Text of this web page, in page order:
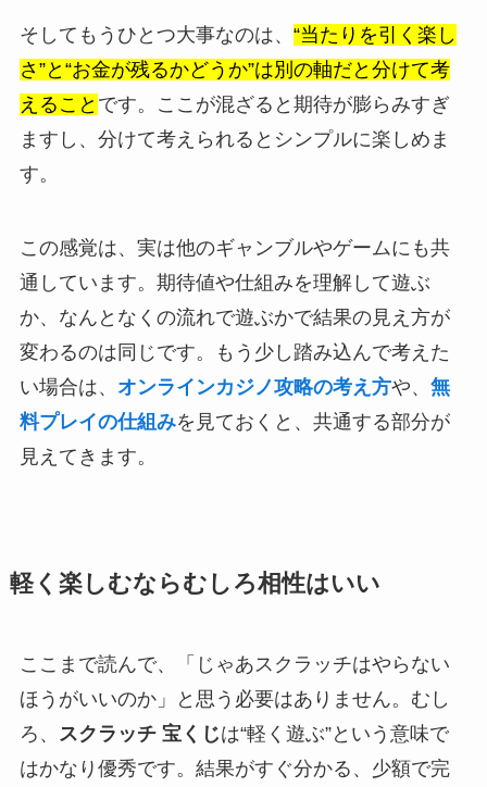
そしてもうひとつ大事なのは、 “当たりを引く楽し
さ”と“お金が残るかどうか”は別の軸だと分けて考
えること です。ここが混ざると期待が膨らみすぎ
ますし、分けて考えられるとシンプルに楽しめま
す。
この感覚は、実は他のギャンブルやゲームにも共
通しています。期待値や仕組みを理解して遊ぶ
か、なんとなくの流れで遊ぶかで結果の見え方が
変わるのは同じです。もう少し踏み込んで考えた
い場合は、 オンラインカジノ攻略の考え方や、 無
料プレイの仕組みを見ておくと、共通する部分が
見えてきます。
軽く楽しむならむしろ相性はいい
ここまで読んで、「じゃあスクラッチはやらない
ほうがいいのか」と思う必要はありません。むし
ろ、 スクラッチ 宝くじは“軽く遊ぶ”という意味で
はかなり優秀です。結果がすぐ分かる、少額で完